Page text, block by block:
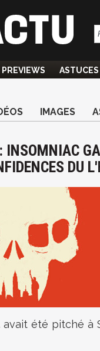
PREVIEWS ASTUCES
IMAGES
INSOMNIAC
DU
avait été pitché à